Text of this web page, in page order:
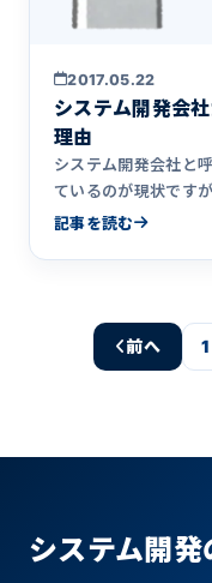
2017.05.22
システム開発会
理由
システム開発会社と
ているのが現状です
るを得ません。なぜ
記事を読む
前へ 1
システム開